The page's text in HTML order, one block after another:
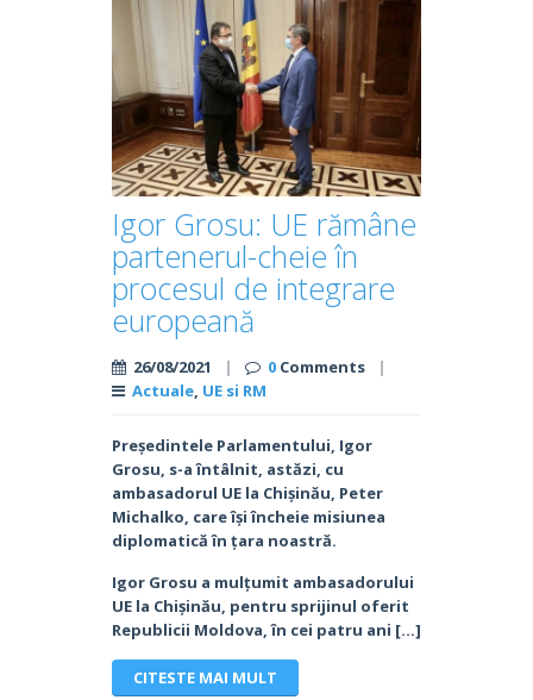
Igor Grosu: UE rămâne
partenerul-cheie în
procesul de integrare
europeană
26/08/2021 | 0 Comments
|
Actuale, UE si RM
Președintele Parlamentului, Igor
Grosu, s-a întâlnit, astăzi, cu
ambasadorul UE la Chișinău, Peter
Michalko, care își încheie misiunea
diplomatică în țara noastră.
Igor Grosu a mulțumit ambasadorului
UE la Chișinău, pentru sprijinul oferit
Republicii Moldova, în cei patru ani […]
CITESTE MAI MULT